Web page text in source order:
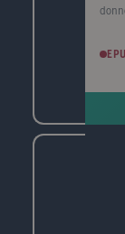
de
les